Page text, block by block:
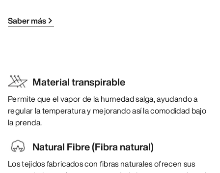
Saber más
Material transpirable
Permite que el vapor de la humedad salga, ayudando a
regular la temperatura y mejorando así la comodidad bajo
la prenda.
Natural Fibre (Fibra natural)
Los tejidos fabricados con fibras naturales ofrecen sus